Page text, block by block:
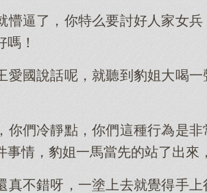
懵逼了，你特么要討好人家女
！
愛國說話呢，就聽到豹姐大喝
你們冷靜點，你們這種行為是
事情，豹姐一馬當先的站了出來
真不錯呀，一塗上去就覺得手